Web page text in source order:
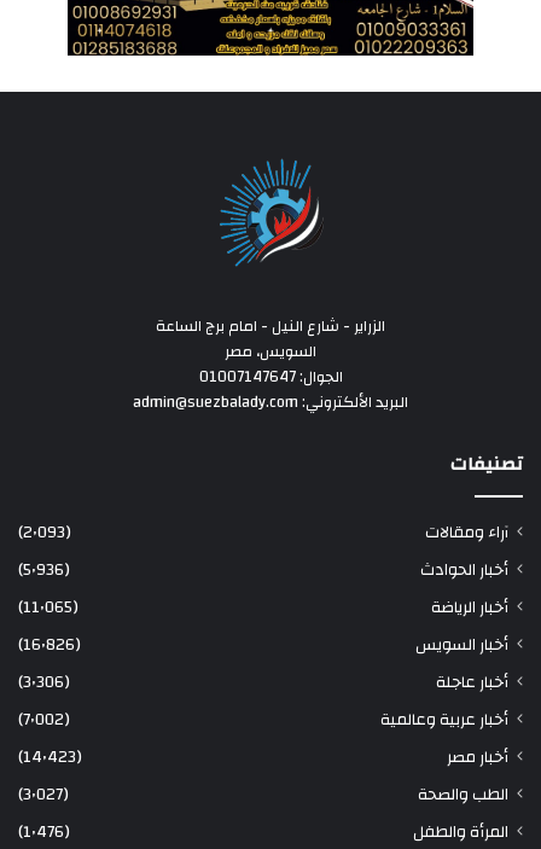
الزراير - شارع النيل - امام برج الساعة
السويس، مصر
الجوال: 01007147647
البريد الألكتروني: admin@suezbalady.com
تصنيفات
آراء ومقالات
(2٬093)
أخبار الحوادث
(5٬936)
أخبار الرياضة
(11٬065)
أخبار السويس
(16٬826)
أخبار عاجلة
(3٬306)
أخبار عربية وعالمية
(7٬002)
أخبار مصر
(14٬423)
الطب والصحة
(3٬027)
المرأة والطفل
(1٬476)